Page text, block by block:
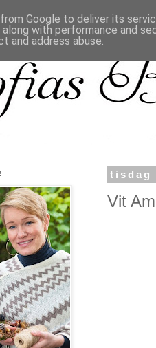
tisdag
Vit
Google to deliver its
along with performance and
and address abuse.